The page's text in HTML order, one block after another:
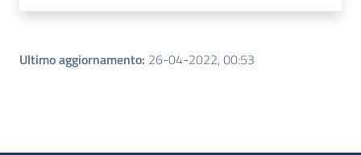
Ultimo aggiornamento: 26-04-2022, 00:53